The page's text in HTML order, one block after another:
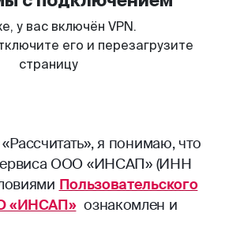
я понимаю, что
ООО «ИНСАП» (ИНН
Пользовательского
«ИНСАП» ознакомлен и